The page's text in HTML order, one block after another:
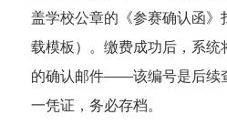
盖学校公章的《参赛确认函
载模板）。缴费成功后，系
的确认邮件——该编号是后续
一凭证，务必存档。